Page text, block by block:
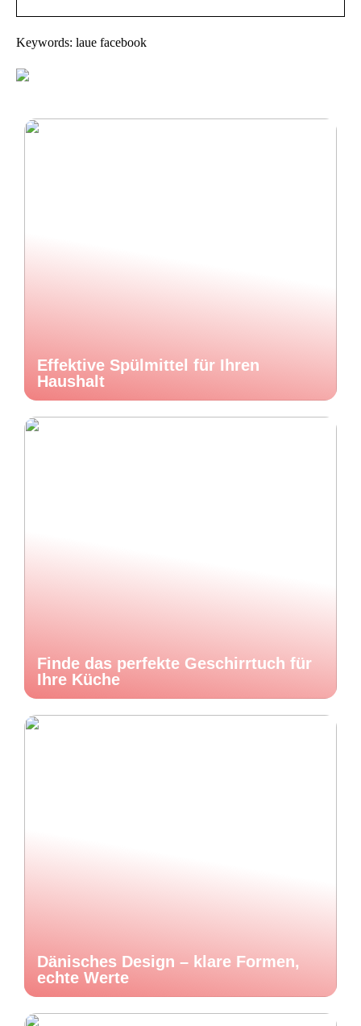
Keywords: laue facebook
Effektive Spülmittel für Ihren
Haushalt
Finde das perfekte Geschirrtuch für
Ihre Küche
Dänisches Design – klare Formen,
echte Werte